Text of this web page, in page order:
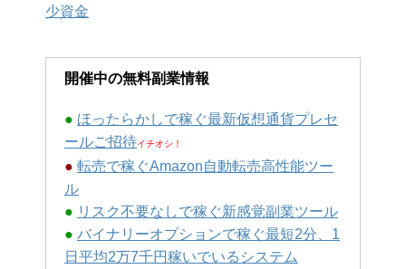
少資金
開催中の無料副業情報
● ほったらかしで稼ぐ最新仮想通貨プレセ
ールご招待イチオシ！
● 転売で稼ぐAmazon自動転売高性能ツー
ル
● リスク不要なしで稼ぐ新感覚副業ツール
● バイナリーオプションで稼ぐ最短2分、1
日平均2万7千円稼いでいるシステム